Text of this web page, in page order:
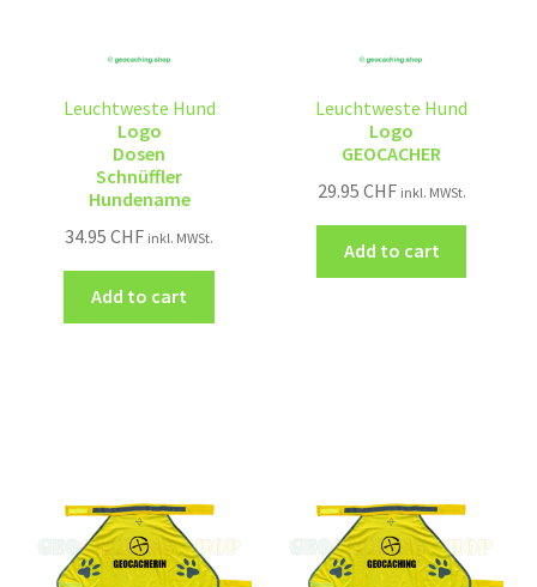
Leuchtweste Hund
Logo
Dosen
Schnüffler
Hundename
34.95CHF inkl. MWSt.
Add to cart
Leuchtweste Hund
Logo
GEOCACHER
29.95 CHF inkl. MWSt.
Add to cart